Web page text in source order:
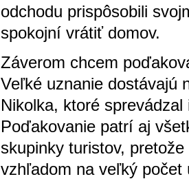
odchodu prispôsobili
spokojní vrátiť domov.
Záverom chcem
Veľké uznanie dostávajú
Nikolka, ktoré
Poďakovanie patrí aj
skupinky turistov,
vzhľadom na veľký počet